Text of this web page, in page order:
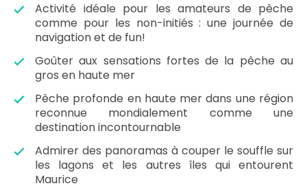
Activité idéale pour les amateurs de pêche
comme pour les non-initiés : une journée de
navigation et de fun!
Goûter aux sensations fortes de la pêche au
gros en haute mer
Pêche profonde en haute mer dans une région
reconnue mondialement comme une
destination incontournable
Admirer des panoramas à couper le souffle sur
les lagons et les autres îles qui entourent
Maurice